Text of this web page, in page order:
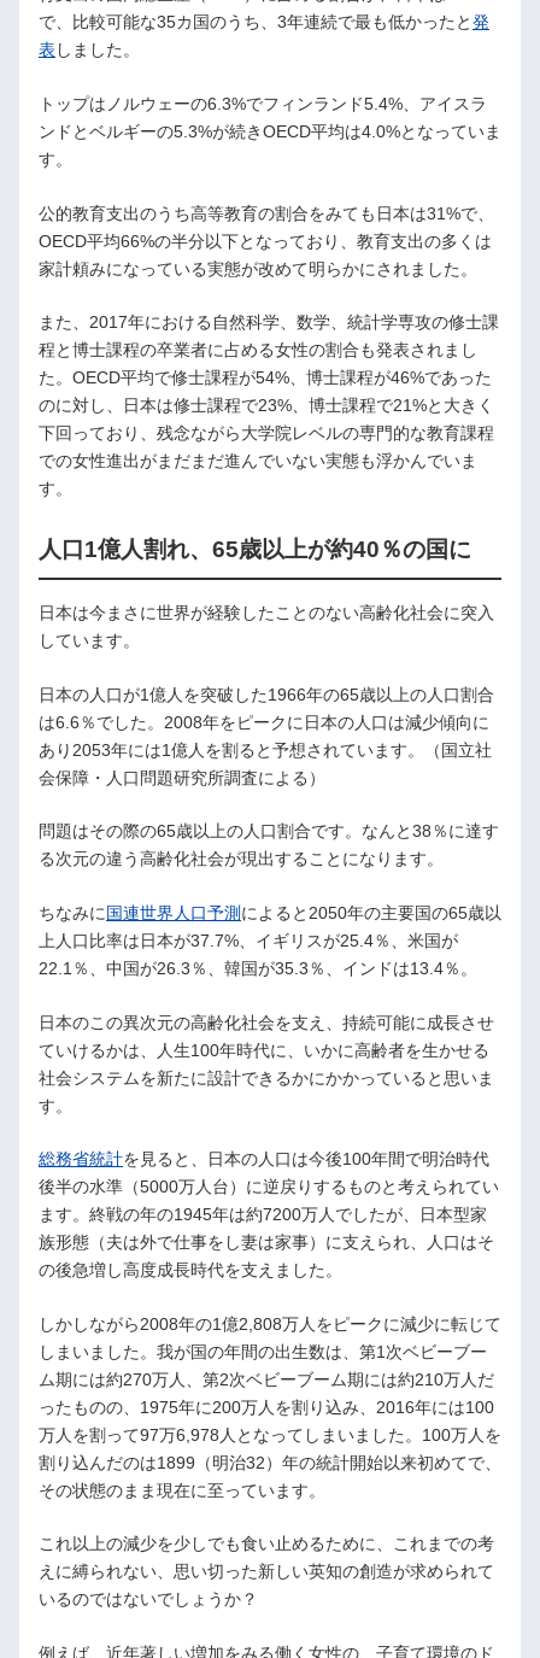
で、比較可能な35カ国のうち、3年連続で最も低かったと発
表しました。
トップはノルウェーの6.3%でフィンランド5.4%、アイスラ
ンドとベルギーの5.3%が続きOECD平均は4.0%となっていま
す。
公的教育支出のうち高等教育の割合をみても日本は31%で、
OECD平均66%の半分以下となっており、教育支出の多くは
家計頼みになっている実態が改めて明らかにされました。
また、2017年における自然科学、数学、統計学専攻の修士課
程と博士課程の卒業者に占める女性の割合も発表されまし
た。OECD平均で修士課程が54%、博士課程が46%であった
のに対し、日本は修士課程で23%、博士課程で21%と大きく
下回っており、残念ながら大学院レベルの専門的な教育課程
での女性進出がまだまだ進んでいない実態も浮かんでいま
す。
人口1億人割れ、65歳以上が約40％の国に
日本は今まさに世界が経験したことのない高齢化社会に突入
しています。
日本の人口が1億人を突破した1966年の65歳以上の人口割合
は6.6％でした。2008年をピークに日本の人口は減少傾向に
あり2053年には1億人を割ると予想されています。（国立社
会保障・人口問題研究所調査による）
問題はその際の65歳以上の人口割合です。なんと38％に達す
る次元の違う高齢化社会が現出することになります。
ちなみに国連世界人口予測 によると2050年の主要国の65歳以
上人口比率は日本が37.7%、イギリスが25.4％、米国が
22.1％、中国が26.3％、韓国が35.3％、インドは13.4％。
日本のこの異次元の高齢化社会を支え、持続可能に成長させ
ていけるかは、人生100年時代に、いかに高齢者を生かせる
社会システムを新たに設計できるかにかかっていると思いま
す。
総務省統計を見ると、日本の人口は今後100年間で明治時代
後半の水準（5000万人台）に逆戻りするものと考えられてい
ます。終戦の年の1945年は約7200万人でしたが、日本型家
族形態（夫は外で仕事をし妻は家事）に支えられ、人口はそ
の後急増し高度成長時代を支えました。
しかしながら2008年の1億2,808万人をピークに減少に転じて
しまいました。我が国の年間の出生数は、第1次ベビーブー
ム期には約270万人、第2次ベビーブーム期には約210万人だ
ったものの、1975年に200万人を割り込み、2016年には100
万人を割って97万6,978人となってしまいました。100万人を
割り込んだのは1899（明治32）年の統計開始以来初めてで、
その状態のまま現在に至っています。
これ以上の減少を少しでも食い止めるために、これまでの考
えに縛られない、思い切った新しい英知の創造が求められて
いるのではないでしょうか？
例えば、近年著しい増加をみる働く女性の、子育て環境のド